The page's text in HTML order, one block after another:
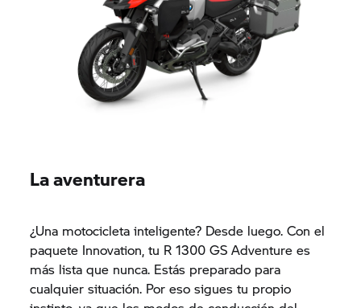
La aventurera
¿Una motocicleta inteligente? Desde luego. Con el
paquete Innovation, tu R 1300 GS Adventure es
más lista que nunca. Estás preparado para
cualquier situación. Por eso sigues tu propio